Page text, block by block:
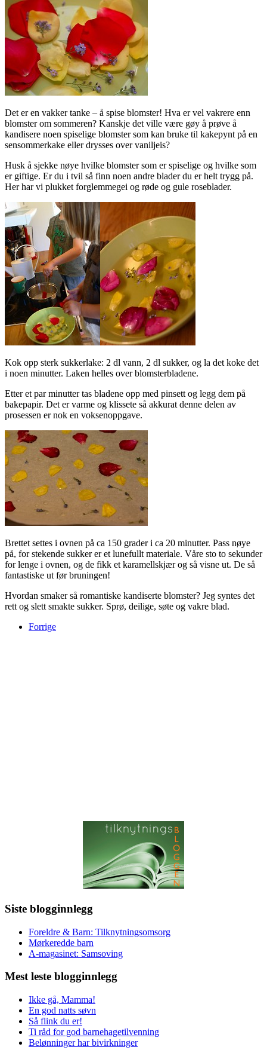
Det er en vakker tanke – å spise blomster! Hva er vel vakrere enn
blomster om sommeren? Kanskje det ville være gøy å prøve å
kandisere noen spiselige blomster som kan bruke til kakepynt på en
sensommerkake eller drysses over vaniljeis?
Husk å sjekke nøye hvilke blomster som er spiselige og hvilke som
er giftige. Er du i tvil så finn noen andre blader du er helt trygg på.
Her har vi plukket forglemmegei og røde og gule roseblader.
Kok opp sterk sukkerlake: 2 dl vann, 2 dl sukker, og la det koke det
i noen minutter. Laken helles over blomsterbladene.
Etter et par minutter tas bladene opp med pinsett og legg dem på
bakepapir. Det er varme og klissete så akkurat denne delen av
prosessen er nok en voksenoppgave.
Brettet settes i ovnen på ca 150 grader i ca 20 minutter. Pass nøye
på, for stekende sukker er et lunefullt materiale. Våre sto to sekunder
for lenge i ovnen, og de fikk et karamellskjær og så visne ut. De så
fantastiske ut før bruningen!
Hvordan smaker så romantiske kandiserte blomster? Jeg syntes det
rett og slett smakte sukker. Sprø, deilige, søte og vakre blad.
Forrige
Siste blogginnlegg
Foreldre & Barn: Tilknytningsomsorg
Mørkeredde barn
A-magasinet: Samsoving
Mest leste blogginnlegg
Ikke gå, Mamma!
En god natts søvn
Så flink du er!
Ti råd for god barnehagetilvenning
Belønninger har bivirkninger